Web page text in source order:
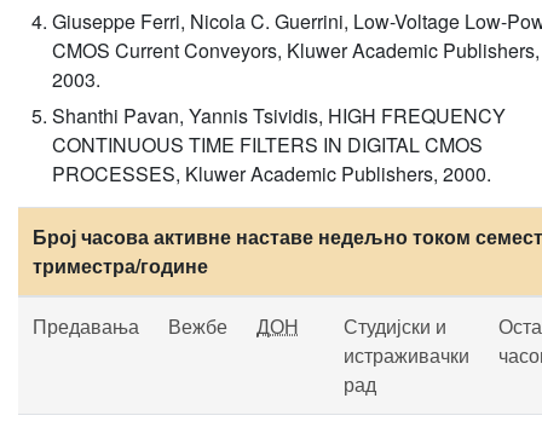
Giuseppe Ferri, Nicola C. Guerrini, Low-Voltage Low-
CMOS Current Conveyors, Kluwer Academic Publishers,
2003.
Shanthi Pavan, Yannis Tsividis, HIGH FREQUENCY
CONTINUOUS TIME FILTERS IN DIGITAL CMOS
PROCESSES, Kluwer Academic Publishers, 2000.
Број часова активне наставе недељно током
триместра/године
Предавања Вежбе ДОН
Студијски и
истраживачки
рад